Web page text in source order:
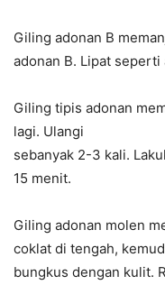
Giling adonan B
adonan B. Lipat seperti
Giling tipis adonan
lagi. Ulangi
sebanyak 2-3 kali.
15 menit.
Giling adonan molen
coklat di tengah,
bungkus dengan kulit.